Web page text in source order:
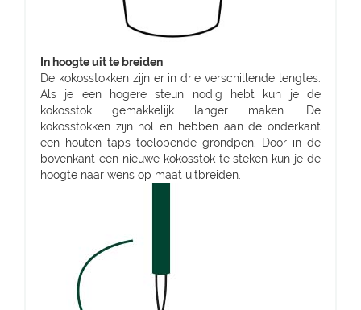
In hoogte uit te breiden
De kokosstokken zijn er in drie verschillende lengtes.
Als je een hogere steun nodig hebt kun je de
kokosstok gemakkelijk langer maken. De
kokosstokken zijn hol en hebben aan de onderkant
een houten taps toelopende grondpen. Door in de
bovenkant een nieuwe kokosstok te steken kun je de
hoogte naar wens op maat uitbreiden.